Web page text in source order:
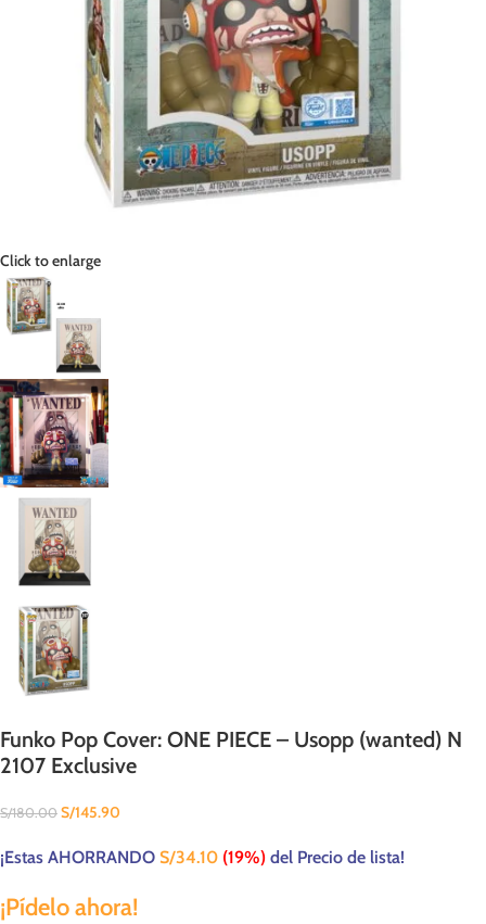
Click to enlarge
Funko Pop Cover: ONE PIECE – Usopp (wanted) N
2107 Exclusive
S/180.00 S/145.90
¡Estas AHORRANDO S/34.10 (19%) del Precio de lista!
¡Pídelo ahora!